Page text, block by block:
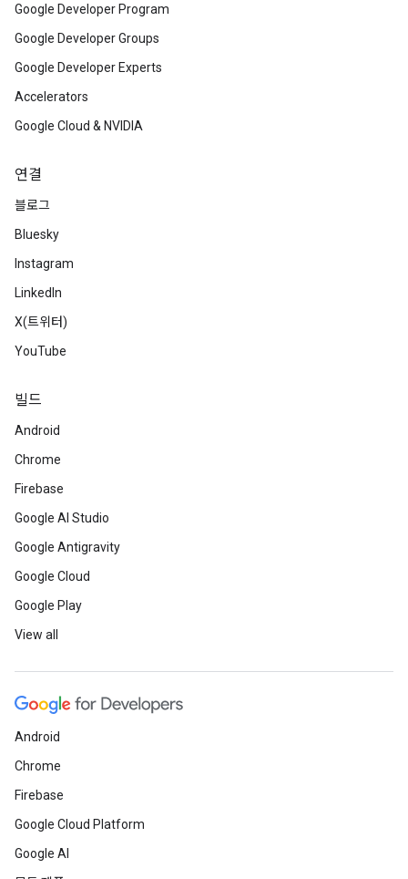
Google Developer Program
Google Developer Groups
Google Developer Experts
Accelerators
Google Cloud & NVIDIA
연결
블로그
Bluesky
Instagram
LinkedIn
X(트위터)
YouTube
빌드
Android
Chrome
Firebase
Google AI Studio
Google Antigravity
Google Cloud
Google Play
View all
Android
Chrome
Firebase
Google Cloud Platform
Google AI